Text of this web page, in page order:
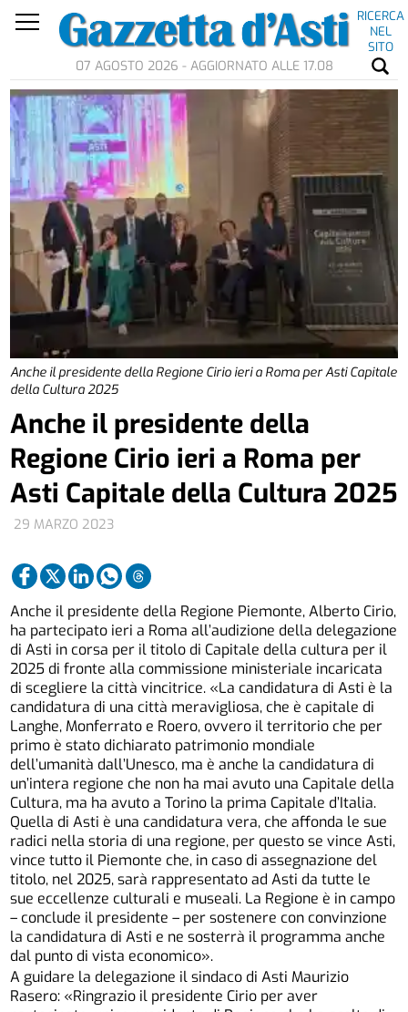
RICERCA
NEL
SITO
07 AGOSTO 2026 - AGGIORNATO ALLE 17.08
Anche il presidente della Regione Cirio ieri a Roma per Asti Capitale
della Cultura 2025
29 MARZO 2023
Anche il presidente della
Regione Cirio ieri a Roma per
Asti Capitale della Cultura 2025
Anche il presidente della Regione Piemonte, Alberto Cirio,
ha partecipato ieri a Roma all’audizione della delegazione
di Asti in corsa per il titolo di Capitale della cultura per il
2025 di fronte alla commissione ministeriale incaricata
di scegliere la città vincitrice. «La candidatura di Asti è la
candidatura di una città meravigliosa, che è capitale di
Langhe, Monferrato e Roero, ovvero il territorio che per
primo è stato dichiarato patrimonio mondiale
dell’umanità dall’Unesco, ma è anche la candidatura di
un’intera regione che non ha mai avuto una Capitale della
Cultura, ma ha avuto a Torino la prima Capitale d’Italia.
Quella di Asti è una candidatura vera, che affonda le sue
radici nella storia di una regione, per questo se vince Asti,
vince tutto il Piemonte che, in caso di assegnazione del
titolo, nel 2025, sarà rappresentato ad Asti da tutte le
sue eccellenze culturali e museali. La Regione è in campo
– conclude il presidente – per sostenere con convinzione
la candidatura di Asti e ne sosterrà il programma anche
dal punto di vista economico».
A guidare la delegazione il sindaco di Asti Maurizio
Rasero: «Ringrazio il presidente Cirio per aver